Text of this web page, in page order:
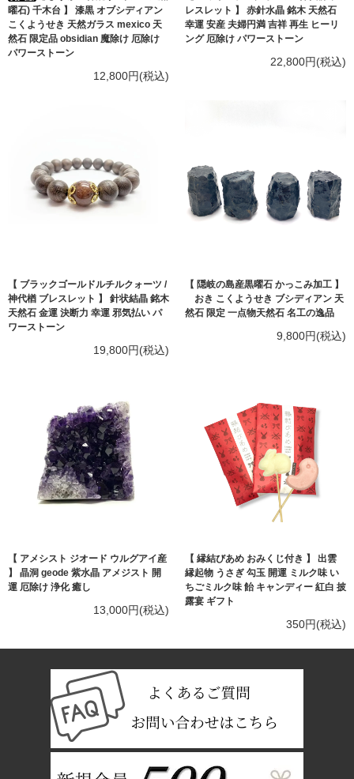
曜石) 千木台 】 漆黒 オブシディアン
こくようせき 天然ガラス mexico 天
然石 限定品 obsidian 魔除け 厄除け
パワーストーン
12,800円(税込)
レスレット 】 赤針水晶 銘木 天然石
幸運 安産 夫婦円満 吉祥 再生 ヒーリ
ング 厄除け パワーストーン
22,800円(税込)
【 ブラックゴールドルチルクォーツ /
神代楢 ブレスレット 】 針状結晶 銘木
天然石 金運 決断力 幸運 邪気払い パ
ワーストーン
19,800円(税込)
【 隠岐の島産黒曜石 かっこみ加工 】
おき こくようせき ブシディアン 天
然石 限定 一点物天然石 名工の逸品
9,800円(税込)
【 アメシスト ジオード ウルグアイ産
】 晶洞 geode 紫水晶 アメジスト 開
運 厄除け 浄化 癒し
13,000円(税込)
【 縁結びあめ おみくじ付き 】 出雲
縁起物 うさぎ 勾玉 開運 ミルク味 い
ちごミルク味 飴 キャンディー 紅白 披
露宴 ギフト
350円(税込)